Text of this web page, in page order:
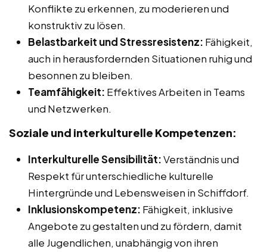
Konflikte zu erkennen, zu moderieren und
konstruktiv zu lösen.
Belastbarkeit und Stressresistenz: Fähigkeit,
auch in herausfordernden Situationen ruhig und
besonnen zu bleiben.
Teamfähigkeit: Effektives Arbeiten in Teams
und Netzwerken.
Soziale und interkulturelle Kompetenzen:
Interkulturelle Sensibilität:Verständnis und
Respekt für unterschiedliche kulturelle
Hintergründe und Lebensweisen in Schiffdorf.
Inklusionskompetenz: Fähigkeit, inklusive
Angebote zu gestalten und zu fördern, damit
alle Jugendlichen, unabhängig von ihren